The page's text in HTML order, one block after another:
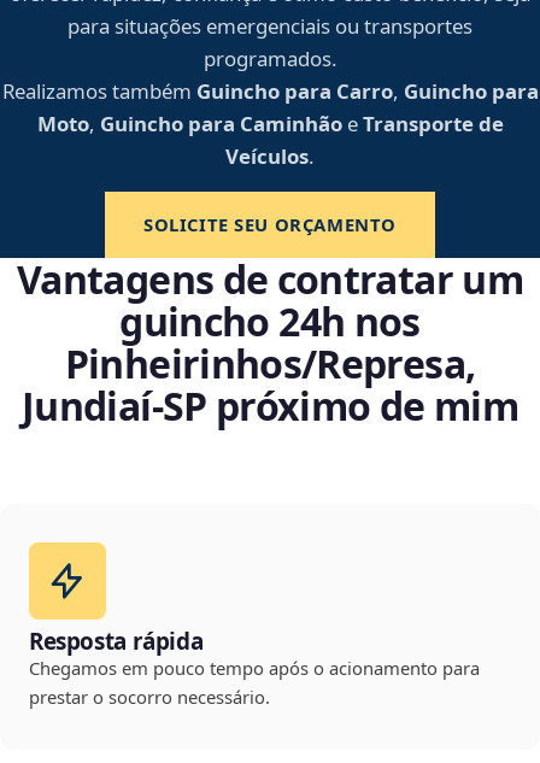
para situações emergenciais ou transportes
programados.
Realizamos também Guincho para Carro, Guincho para
Moto, Guincho para CaminhãoeTransporte de
Veículos.
SOLICITE SEU ORÇAMENTO
Vantagens de contratar um
guincho 24h nos
Pinheirinhos/Represa,
Jundiaí‑SP próximo de mim
Resposta rápida
Chegamos em pouco tempo após o acionamento para
prestar o socorro necessário.